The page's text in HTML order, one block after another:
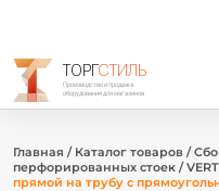
ТОРГСТИЛЬ
Производство и продажа
оборудования для магазинов
Главная / Каталог товаров /
перфорированных стоек /
прямой на трубу с